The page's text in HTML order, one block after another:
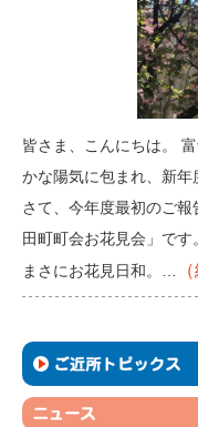
皆さま、こんにちは。
かな陽気に包まれ、新年
さて、今年度最初のご
田町町会お花見会」です
まさにお花見日和。…